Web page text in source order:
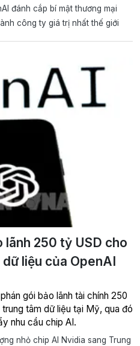
đánh cắp bí mật thương mại
công ty giá trị nhất thế giới
lãnh 250 tỷ USD cho
liệu của OpenAI
gói bảo lãnh tài chính 250
tâm dữ liệu tại Mỹ, qua đó
nhu cầu chip AI.
nhỏ chip AI Nvidia sang Trung